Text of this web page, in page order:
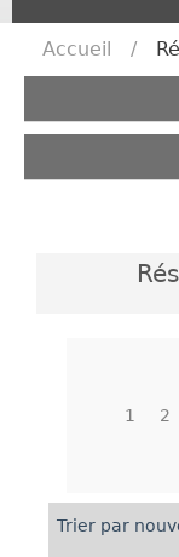
Accueil /
1 2
Trier par